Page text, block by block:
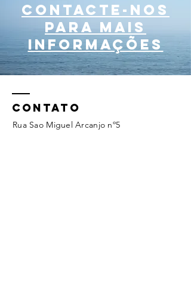
contacte-nos
para mais
informações
CONTATO
Rua Sao Miguel Arcanjo nº5